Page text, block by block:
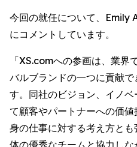
今回の就任について、Emily
にコメントしています。
「XS.comへの参画は、業界
バルブランドの一つに貢献
す。同社のビジョン、イノ
て顧客やパートナーへの価
身の仕事に対する考え方と
体の優秀なチームと協力し